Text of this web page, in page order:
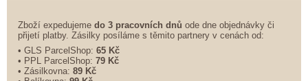
Zboží expedujeme do 3 pracovních dnů ode dne objednávky či
přijetí platby. Zásilky posíláme s těmito partnery v cenách od:
• GLS ParcelShop: 65 Kč
• PPL ParcelShop: 79 Kč
• Zásilkovna: 89 Kč